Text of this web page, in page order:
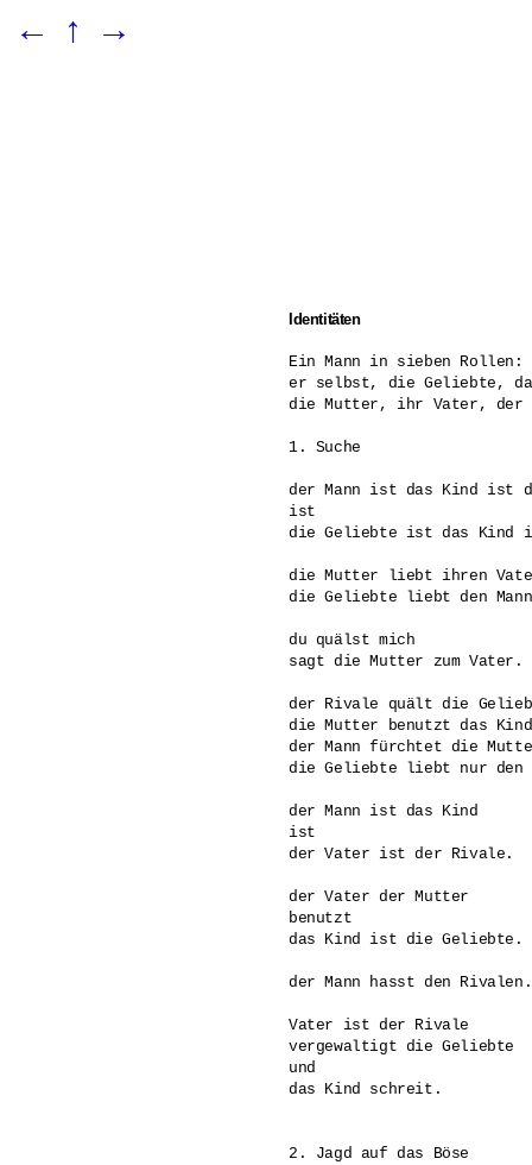
← ↑ →
Identitäten
Ein Mann in sieben Rollen:
er selbst, die Geliebte,
die Mutter, ihr Vater, der
1. Suche
der Mann ist das Kind ist
ist
die Geliebte ist das Kind
die Mutter liebt ihren
die Geliebte liebt den
du quälst mich
sagt die Mutter zum Vater.
der Rivale quält die
die Mutter benutzt das Kind
der Mann fürchtet die
die Geliebte liebt nur den
der Mann ist das Kind
ist
der Vater ist der Rivale.
der Vater der Mutter
benutzt
das Kind ist die Geliebte.
der Mann hasst den Rivalen.
Vater ist der Rivale
vergewaltigt die Geliebte
und
das Kind schreit.
2. Jagd auf das Böse